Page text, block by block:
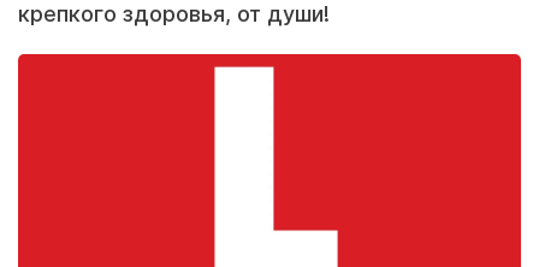
крепкого здоровья, от души!